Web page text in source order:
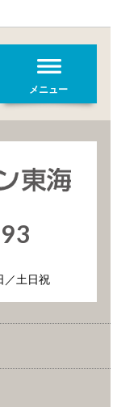
メニュー
／土日祝